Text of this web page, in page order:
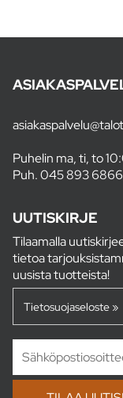
Puhelin ma, ti, to
Puh.045 893 6866
UUTISKIRJE
Tilaamalla
tietoa
uusista tuotteista!
Tietosuojaseloste »